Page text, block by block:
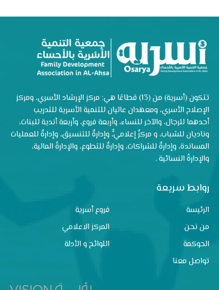
تتكون (أسرية) من (13) قطاعًا هي: مركز الإرشاد الأسري، ومركز
الإصلاح الأسري، ومعهدان عاليان للتنمية الأسرية للتدريب
أحدهما للرجال، والآخر للنساء، وأربعة فروع، وأربعة أندية للبنات،
وناديان للشباب، و مركزٌ إعلاميٌّ، وإدارةٌ للتنسيق، وإدارةٌ للعمليات
المساندة، وإدارةٌ للشراكات، وإدارةٌ للتطوع، والإدارةُ المالية،
والإدارةُ النسائية .
روابط سريعة
الرئيسة
فروع أسرية
من نحن
المركز الاعلامي
الحوكمة
اللوائح و الأدلة
تواصل معنا